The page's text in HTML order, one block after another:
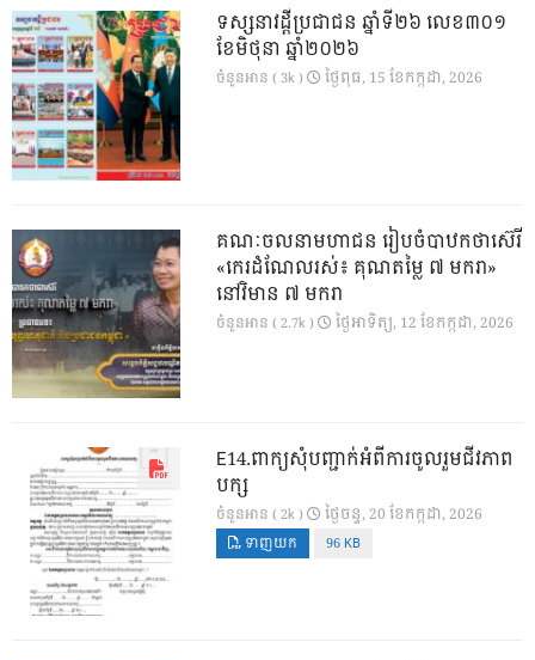
ទស្សនាវដ្ដីប្រជាជន ឆ្នាំទី២៦ លេខ៣០១
ខែមិថុនា ឆ្នាំ២០២៦
ចំនួនអាន ( 3k ) ថ្ងៃ​ពុធ, 15 ខែ​កក្កដា, 2026
គណៈចលនាមហាជន រៀបចំបាឋកថាស៊េរី
«កេរដំណែលរស់៖ គុណតម្លៃ ៧ មករា»
នៅវិមាន ៧ មករា
ចំនួនអាន ( 2.7k ) ថ្ងៃ​អាទិត្យ, 12 ខែ​កក្កដា, 2026
E14.ពាក្យសុំបញ្ជាក់អំពីការចូលរួមជីវភាព
បក្ស
ចំនួនអាន ( 2k ) ថ្ងៃ​ចន្ទ, 20 ខែ​កក្កដា, 2026
ទាញយក 96 KB